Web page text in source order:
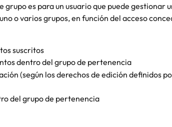
es para un usuario que puede gestionar
o varios grupos, en función del acceso
suscritos
dentro del grupo de pertenencia
(según los derechos de edición definidos
del grupo de pertenencia